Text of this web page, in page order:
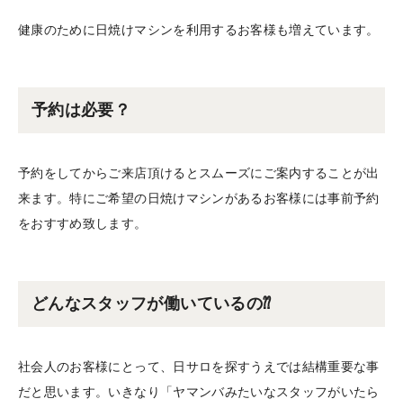
健康のために日焼けマシンを利用するお客様も増えています。
予約は必要？
予約をしてからご来店頂けるとスムーズにご案内することが出
来ます。特にご希望の日焼けマシンがあるお客様には事前予約
をおすすめ致します。
どんなスタッフが働いているの⁇
社会人のお客様にとって、日サロを探すうえでは結構重要な事
だと思います。いきなり「ヤマンバみたいなスタッフがいたら